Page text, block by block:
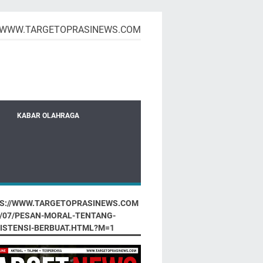
KABAR OLAHRAGA
WWW.TARGETOPRASINEWS.COM
PESAN-MORAL-TENTANG-
BERBUAT.HTML?M=1